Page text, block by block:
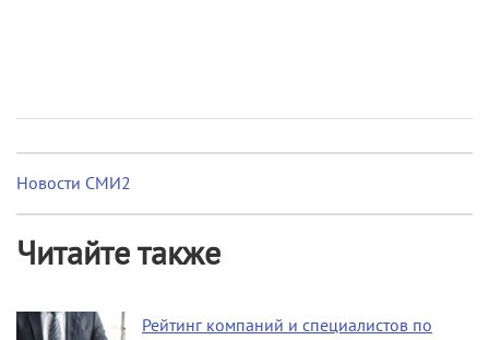
Новости СМИ2
Читайте также
Рейтинг компаний и специалистов по